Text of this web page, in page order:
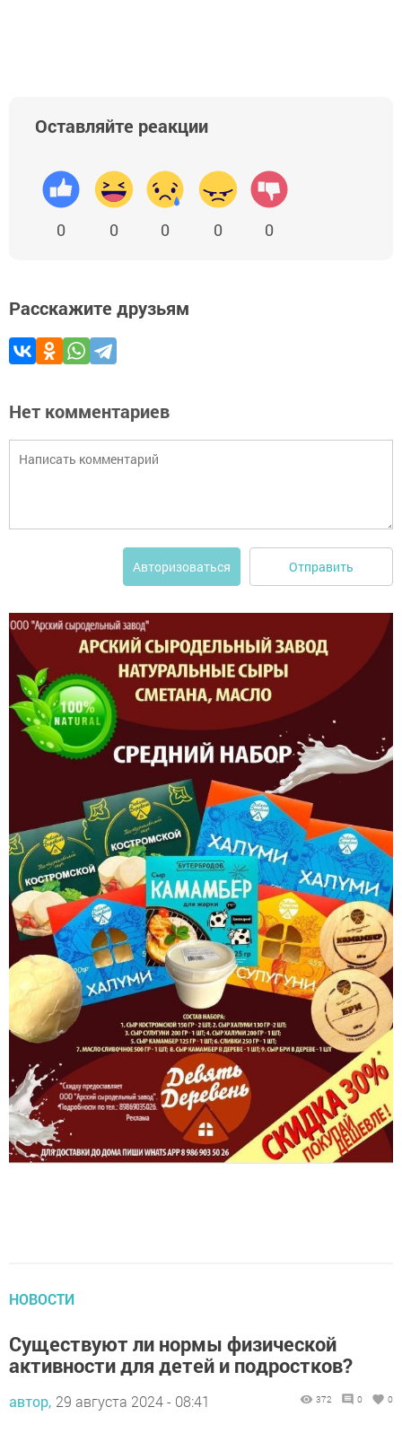
Оставляйте реакции
0 0 0 0 0
Расскажите друзьям
Нет комментариев
Авторизоваться Отправить
НОВОСТИ
Существуют ли нормы физической
активности для детей и подростков?
автор, 29 августа 2024 - 08:41